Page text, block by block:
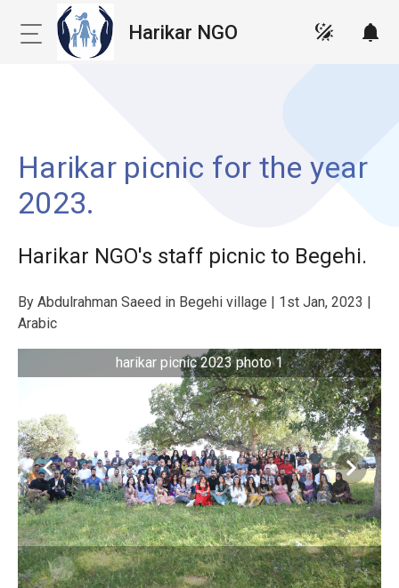
Toggle navigation menuHarikar NGO
Harikar picnic for the year
2023.
Harikar NGO's staff picnic to Begehi.
By Abdulrahman Saeed in Begehi village | 1st Jan, 2023 |
Arabic
harikar picnic 2023 photo 1